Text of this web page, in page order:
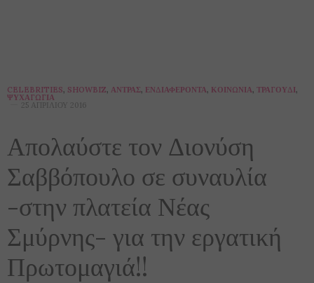
CELEBRITIES, SHOWBIZ, ΆΝΤΡΑΣ, ΕΝΔΙΑΦΈΡΟΝΤΑ, ΚΟΙΝΩΝΊΑ, ΤΡΑΓΟΎΔΙ,
ΨΥΧΑΓΩΓΊΑ
25 ΑΠΡΙΛΊΟΥ 2016
Απολαύστε τον Διονύση
Σαββόπουλο σε συναυλία
-στην πλατεία Νέας
Σμύρνης- για την εργατική
Πρωτομαγιά!!